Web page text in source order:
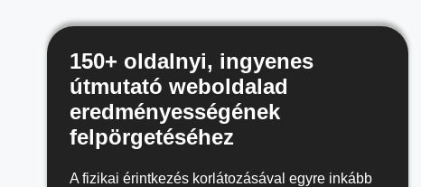
150+ oldalnyi, ingyenes
útmutató weboldalad
eredményességének
felpörgetéséhez
A fizikai érintkezés korlátozásával egyre inkább